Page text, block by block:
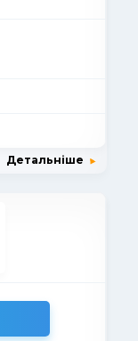
Детальніше